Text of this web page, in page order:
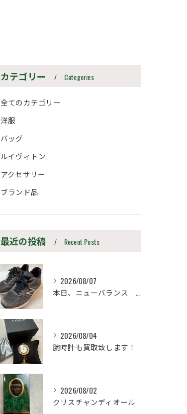
カテゴリー Categories
全てのカテゴリー
洋服
バッグ
ルイヴィトン
アクセサリー
ブランド品
最近の投稿 Recent Posts
2026/08/07
本日、ニューバランス M990UA5 27.5cm
2026/08/04
腕時計も買取致します！
2026/08/02
クリスチャンディオール